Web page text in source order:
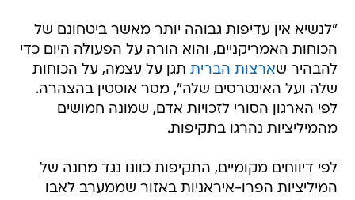
"לנשיא אין עדיפות גבוהה יותר מאשר ביטחונם של
הכוחות האמריקניים, והוא הורה על הפעולה היום כדי
להבהיר שארצות הברית תגן על עצמה, על הכוחות
שלה ועל האינטרסים שלה", מסר אוסטין בהצהרה.
לפי הארגון הסורי לזכויות אדם, שמונה חמושים
מהמיליציות נהרגו בתקיפות.
לפי דיווחים מקומיים, התקיפות כוונו נגד מחנה של
המיליציות הפרו-איראניות באזור שממערב לאבו